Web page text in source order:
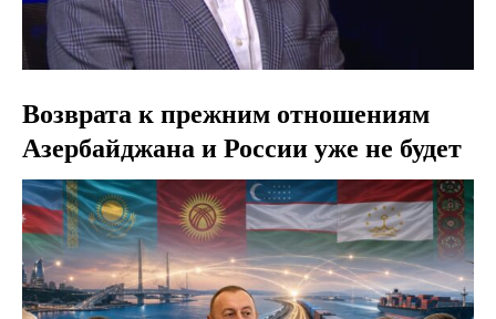
Возврата к прежним отношениям
Азербайджана и России уже не будет